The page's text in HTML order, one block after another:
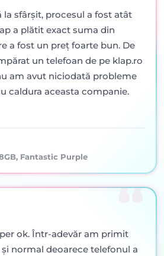
la sfârșit, procesul a fost atât
a plătit exact suma din
a fost un preț foarte bun. De
un telefoan de pe klap.ro
am avut niciodată probleme
caldura aceasta companie.
Fantastic Purple
ok. Într-adevăr am primit
normal deoarece telefonul a